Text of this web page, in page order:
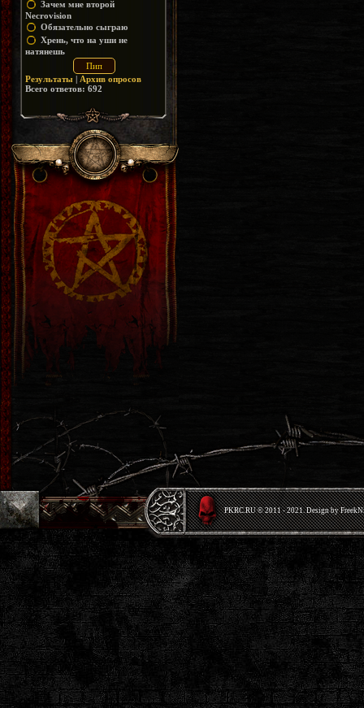
Зачем мне второй
Necrovision
Обязательно сыграю
Хрень, что на уши не
натянешь
Результаты | Архив опросов
Всего ответов: 692
PKRС.RU © 2011 - 2021. Design by